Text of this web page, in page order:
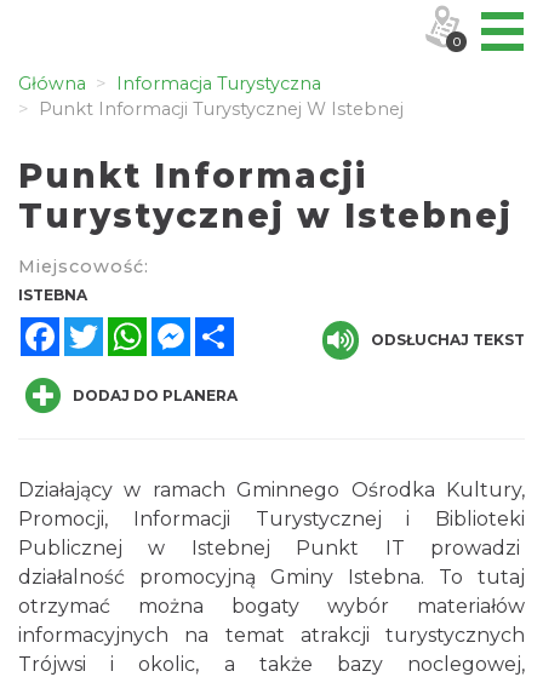
Główna
Informacja Turystyczna
Punkt Informacji Turystycznej W Istebnej
Punkt Informacji
Turystycznej w Istebnej
Miejscowość:
ISTEBNA
FacebookTwitterWhatsAppMessenger
ODSŁUCHAJ TEKST
DODAJ DO PLANERA
Działający w ramach Gminnego Ośrodka Kultury,
Promocji, Informacji Turystycznej i Biblioteki
Publicznej w Istebnej Punkt IT prowadzi
działalność promocyjną Gminy Istebna. To tutaj
otrzymać można bogaty wybór materiałów
informacyjnych na temat atrakcji turystycznych
Trójwsi i okolic, a także bazy noclegowej,
0